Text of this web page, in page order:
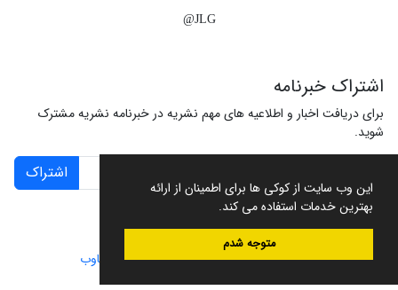
این وب سایت از کوکی ها برای اطمینان از ارائه
بهترین خدمات استفاده می کند.
متوجه شدم
JLG@
اشتراک خبرنامه
برای دریافت اخبار و اطلاعیه های مهم نشریه در خبرنامه نشریه مشترک
شوید.
اشتراک
سامانه مدیریت نشریات علمی.طراحی و پیاده سازی از سیناوب